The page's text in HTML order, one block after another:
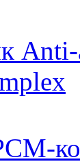
Anti-